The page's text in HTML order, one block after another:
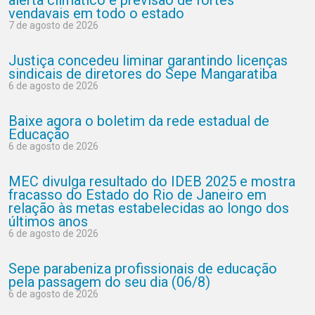
vendavais em todo o estado
7 de agosto de 2026
Justiça concedeu liminar garantindo licenças
sindicais de diretores do Sepe Mangaratiba
6 de agosto de 2026
Baixe agora o boletim da rede estadual de
Educação
6 de agosto de 2026
MEC divulga resultado do IDEB 2025 e mostra
fracasso do Estado do Rio de Janeiro em
relação às metas estabelecidas ao longo dos
últimos anos
6 de agosto de 2026
Sepe parabeniza profissionais de educação
pela passagem do seu dia (06/8)
6 de agosto de 2026